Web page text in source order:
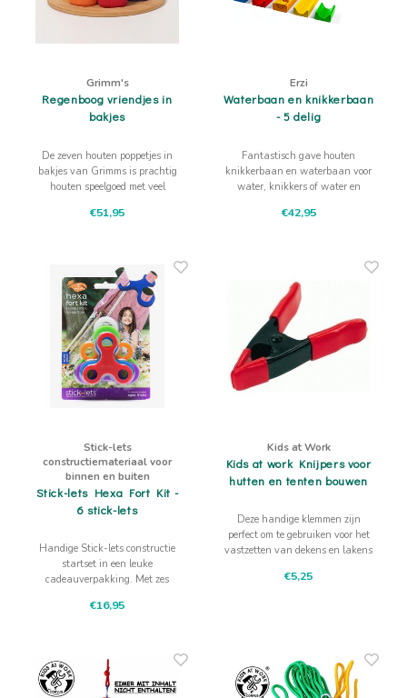
Grimm's
Regenboog vriendjes in
bakjes
De zeven houten poppetjes in
bakjes van Grimms is prachtig
houten speelgoed met veel
stapelen, spelen, in en uit het
€51,95
Erzi
Waterbaan en knikkerbaan
- 5 delig
Fantastisch gave houten
knikkerbaan en waterbaan voor
water, knikkers of water en
(houten) speelgoed of buiten in de
€42,95
Stick-lets
constructiemateriaal voor
binnen en buiten
Stick-lets Hexa Fort Kit -
6 stick-lets
Handige Stick-lets constructie
startset in een leuke
cadeauverpakking. Met zes
constructies uitproberen.
€16,95
Kids at Work
Kids at work Knijpers voor
hutten en tenten bouwen
Deze handige klemmen zijn
perfect om te gebruiken voor het
vastzetten van dekens en lakens
bouwen. Verder handig
€5,25